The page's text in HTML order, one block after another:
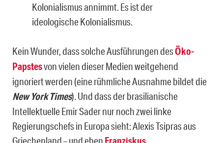
Kolonialismus annimmt. Es ist der
ideologische Kolonialismus.
Kein Wunder, dass solche Ausführungen desÖko-
Papstesvon vielen dieser Medien weitgehend
ignoriert werden (eine rühmliche Ausnahme bildet die
New York Times). Und dass der brasilianische
Intellektuelle Emir Sader nur noch zwei linke
Regierungschefs in Europa sieht: Alexis Tsipras aus
Griechenland – und eben
.